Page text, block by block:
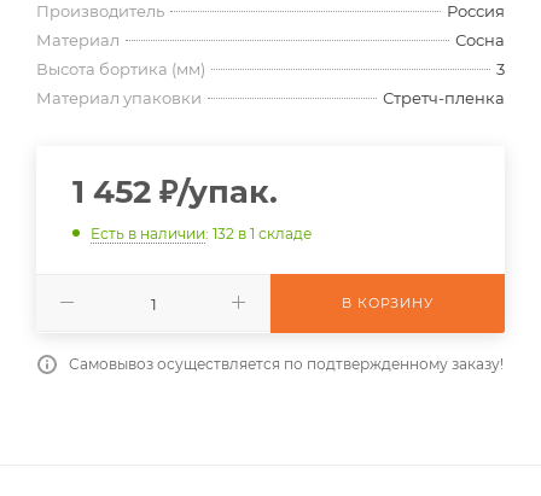
Производитель
Россия
Материал
Сосна
Высота бортика (мм)
3
Материал упаковки
Стретч-пленка
1 452 ₽/упак.
Есть в наличии: 132 в 1 складе
В КОРЗИНУ
Самовывоз осуществляется по подтвержденному заказу!